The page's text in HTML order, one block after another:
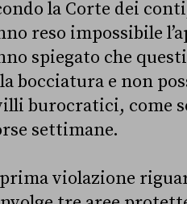
la Corte dei
reso impossibile
spiegato che
bocciatura e non
burocratici, come
settimane.
violazione